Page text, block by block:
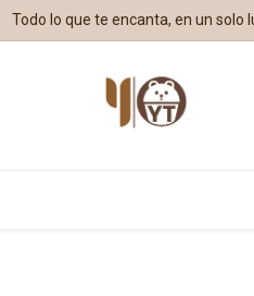
Todo lo que te encanta, en un solo